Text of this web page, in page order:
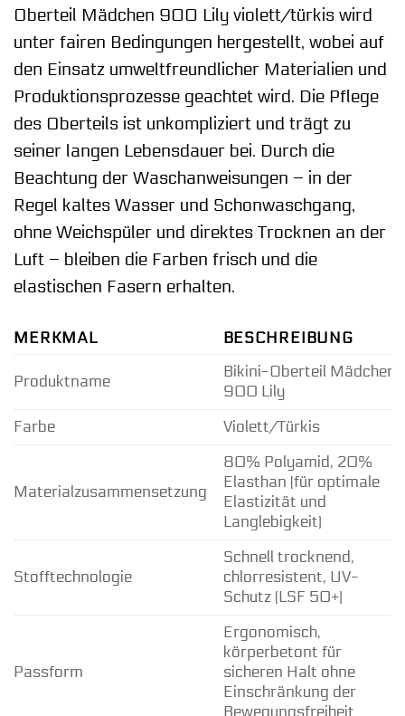
Oberteil Mädchen 900 Lily violett/türkis wird
unter fairen Bedingungen hergestellt, wobei auf
den Einsatz umweltfreundlicher Materialien und
Produktionsprozesse geachtet wird. Die Pflege
des Oberteils ist unkompliziert und trägt zu
seiner langen Lebensdauer bei. Durch die
Beachtung der Waschanweisungen – in der
Regel kaltes Wasser und Schonwaschgang,
ohne Weichspüler und direktes Trocknen an der
Luft – bleiben die Farben frisch und die
elastischen Fasern erhalten.
MERKMAL BESCHREIBUNG
Produktname
Bikini-Oberteil Mädchen
900 Lily
Farbe
Violett/Türkis
Materialzusammensetzung
80% Polyamid, 20%
Elasthan (für optimale
Elastizität und
Langlebigkeit)
Stofftechnologie
Schnell trocknend,
chlorresistent, UV-
Schutz (LSF 50+)
Passform
Ergonomisch,
körperbetont für
sicheren Halt ohne
Einschränkung der